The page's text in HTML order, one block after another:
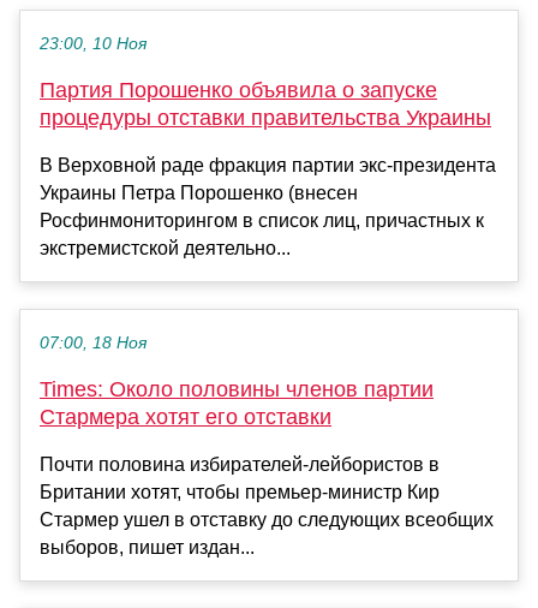
23:00, 10 Ноя
Партия Порошенко объявила о запуске
процедуры отставки правительства Украины
В Верховной раде фракция партии экс-президента
Украины Петра Порошенко (внесен
Росфинмониторингом в список лиц, причастных к
экстремистской деятельно...
07:00, 18 Ноя
Times: Около половины членов партии
Стармера хотят его отставки
Почти половина избирателей-лейбористов в
Британии хотят, чтобы премьер-министр Кир
Стармер ушел в отставку до следующих всеобщих
выборов, пишет издан...